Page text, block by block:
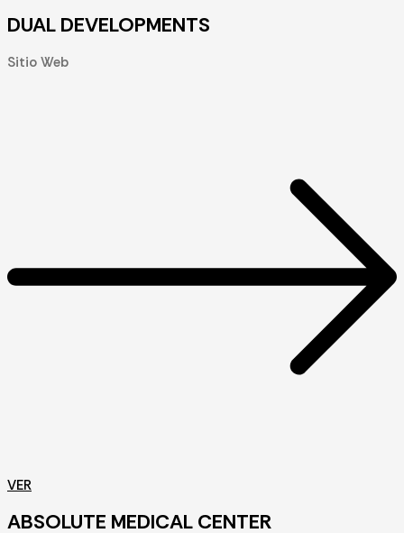
DUAL DEVELOPMENTS
Sitio Web
VER
ABSOLUTE MEDICAL CENTER